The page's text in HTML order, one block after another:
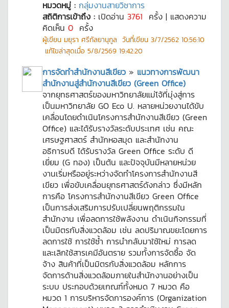
หมวดหมู่ : กลุ่มงานสายวิชาการ
สถิติการเข้าถึง : เปิดอ่าน 3761 ครั้ง | แสดงความ
คิดเห็น 0 ครั้ง
ผู้เขียน มยุรา ศรีกัลยานุกูล วันที่เขียน 3/7/2562 10:56:10
แก้ไขล่าสุดเมื่อ 5/8/2569 19:42:20
การจัดทำสำนักงานสีเขียว » แนวทางการพัฒนา
สำนักงานสู่สำนักงานสีเขียว (Green Office)
จากยุทธศาสตร์ของมหาวิทยาลัยแม่โจ้ที่มุ่งสู่การ
เป็นมหาวิทยาลัย GO Eco U. หลายหน่วยงานได้ขับ
เคลื่อนโดยดำเนินโครงการสำนักงานสีเขียว (Green
Office) และได้รับรางวัลระดับประเทศ เช่น คณะ
เศรษฐศาสตร์ สำนักหอสมุด และสำนักงาน
อธิการบดี ได้รับรางวัล Green Office ระดับ ดี
เยี่ยม (G ทอง) เป็นต้น และปัจจุบันมีหลายหน่วย
งานเริ่มหรืออยู่ระหว่างจัดทำโครงการสำนักงานสี
เขียว เพื่อขับเคลื่อนยุทธศาสตร์ดังกล่าว ซึ่งมีหลัก
การคือ โครงการสำนักงานสีเขียว Green Office
เป็นการส่งเสริมการปรับเปลี่ยนพฤติกรรมใน
สำนักงาน เพื่อลดการใช้พลังงาน ดำเนินกิจกรรมที่
เป็นมิตรกับสิ่งแวดล้อม เช่น ลดปริมาณขยะโดยการ
ลดการใช้ การใช้ซ้ำ การนำกลับมาใช้ใหม่ การลด
และเลิกใช้สารเคมีอันตราย รวมทั้งการจัดซื้อ จัด
จ้าง สินค้าที่เป็นมิตรกับสิ่งแวดล้อม หลักการ
จัดการด้านสิ่งแวดล้อมภายในสำนักงานอย่างเป็น
ระบบ ประกอบด้วยเกณฑ์ทั้งหมด 7 หมวด คือ
หมวด 1 การบริหารจัดการองค์การ (Organization